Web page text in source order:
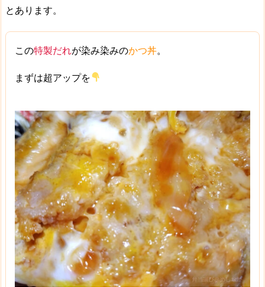
とあります。
この特製だれが染み染みのかつ丼。
まずは超アップを